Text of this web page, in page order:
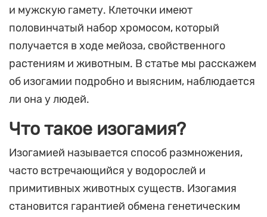
и мужскую гамету. Клеточки имеют
половинчатый набор хромосом, который
получается в ходе мейоза, свойственного
растениям и животным. В статье мы расскажем
об изогамии подробно и выясним, наблюдается
ли она у людей.
Что такое изогамия?
Изогамией называется способ размножения,
часто встречающийся у водорослей и
примитивных животных существ. Изогамия
становится гарантией обмена генетическим